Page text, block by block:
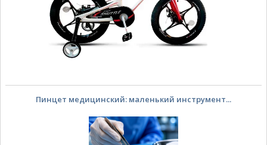
Пинцет медицинский: маленький инструмент...